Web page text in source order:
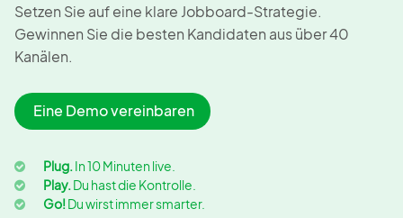
Setzen Sie auf eine klare Jobboard-Strategie.
Gewinnen Sie die besten Kandidaten aus über 40
Kanälen.
Eine Demo vereinbaren
Plug.In 10 Minuten live.
Play.Du hast die Kontrolle.
Go!Du wirst immer smarter.